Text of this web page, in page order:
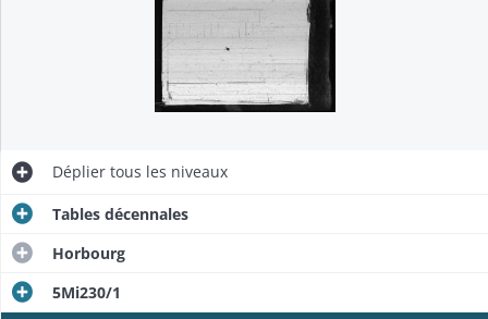
Déplier tous les niveaux
Tables décennales
Horbourg
5Mi230/1